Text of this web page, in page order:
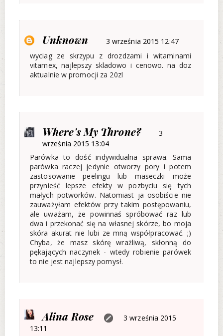
Unknown
3 września 2015 12:47
wyciag ze skrzypu z drozdzami i witaminami
vitamex, najlepszy skladowo i cenowo. na doz
aktualnie w promocji za 20zl
Where's My Throne?
3
września 2015 13:04
Parówka to dość indywidualna sprawa. Sama
parówka raczej jedynie otworzy pory i potem
zastosowanie peelingu lub maseczki może
przynieść lepsze efekty w pozbyciu się tych
małych potworków. Natomiast ja osobiście nie
zauważyłam efektów przy takim postępowaniu,
ale uważam, że powinnaś spróbować raz lub
dwa i przekonać się na własnej skórze, bo moja
skóra akurat nie lubi ze mną współpracować. ;)
Chyba, że masz skórę wrażliwą, skłonną do
pękających naczynek - wtedy robienie parówek
to nie jest najlepszy pomysł.
Alina Rose
3 września 2015
13:11